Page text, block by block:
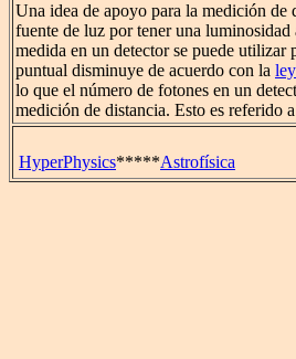
Una idea de apoyo para la medición de
fuente de luz por tener una
medida en un detector se puede utilizar
puntual disminuye de acuerdo con la
lo que el número de fotones en un
medición de distancia. Esto es referido
HyperPhysics*****Astrofísica